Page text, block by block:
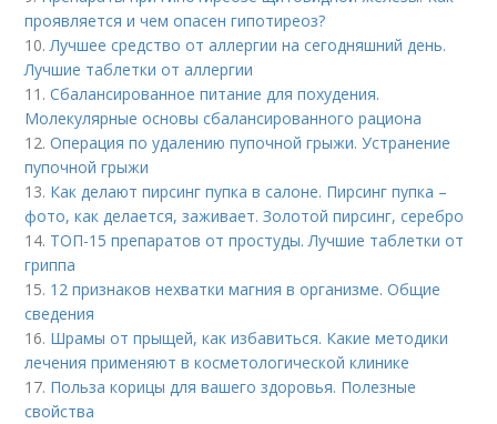
проявляется и чем опасен гипотиреоз?
10.Лучшее средство от аллергии на сегодняшний день.
Лучшие таблетки от аллергии
11.Сбалансированное питание для похудения.
Молекулярные основы сбалансированного рациона
12.Операция по удалению пупочной грыжи. Устранение
пупочной грыжи
13. Как делают пирсинг пупка в салоне. Пирсинг пупка –
фото, как делается, заживает. Золотой пирсинг, серебро
14. ТОП-15 препаратов от простуды. Лучшие таблетки от
гриппа
15. 12 признаков нехватки магния в организме. Общие
сведения
16. Шрамы от прыщей, как избавиться. Какие методики
лечения применяют в косметологической клинике
17. Польза корицы для вашего здоровья. Полезные
свойства